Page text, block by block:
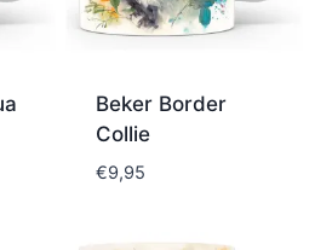
Beker Border
Collie
€9,95